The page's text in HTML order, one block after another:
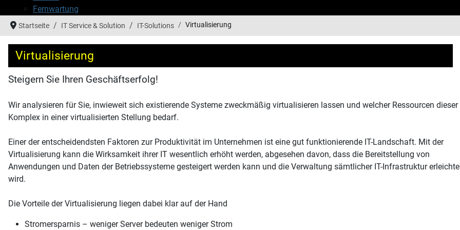
Fernwartung
Startseite IT Service & Solution IT-Solutions Virtualisierung
Virtualisierung
Steigern Sie Ihren Geschäftserfolg!
Wir analysieren für Sie, inwieweit sich existierende Systeme zweckmäßig virtualisieren lassen und welcher Ressourcen dieser
Komplex in einer virtualisierten Stellung bedarf.
Einer der entscheidendsten Faktoren zur Produktivität im Unternehmen ist eine gut funktionierende IT-Landschaft. Mit der
Virtualisierung kann die Wirksamkeit ihrer IT wesentlich erhöht werden, abgesehen davon, dass die Bereitstellung von
Anwendungen und Daten der Betriebssysteme gesteigert werden kann und die Verwaltung sämtlicher IT-Infrastruktur
wird.
Die Vorteile der Virtualisierung liegen dabei klar auf der Hand
Stromersparnis – weniger Server bedeuten weniger Strom